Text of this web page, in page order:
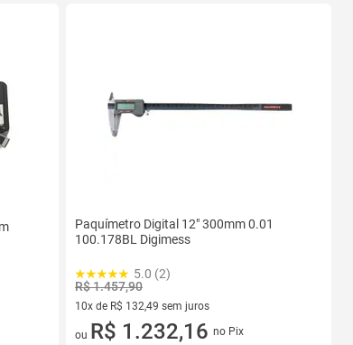
Paquímetro Digital 12" 300mm 0.01
100.178BL Digimess
5.0 (2)
R$ 1.457,90
10x de R$ 132,49 sem juros
10 vez de R$ 132,49 sem juros
ou R$ 1.232,16 no Pix